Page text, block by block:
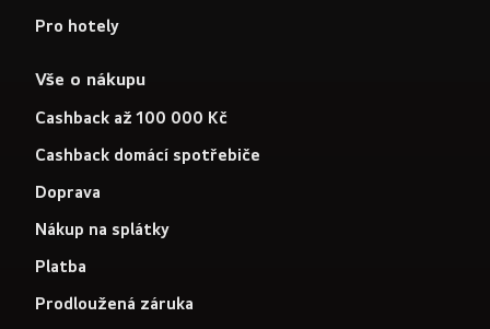
Pro hotely
Vše o nákupu
Cashback až 100 000 Kč
Cashback domácí spotřebiče
Doprava
Nákup na splátky
Platba
Prodloužená záruka